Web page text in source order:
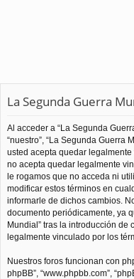
La Segunda Guerra
Al acceder a “La Segunda
“nuestro”, “La Segunda Guerra
usted acepta quedar
no acepta quedar legalmente
le rogamos que no acceda ni
modificar estos términos en
informarle de dichos cambios.
documento periódicamente, ya
Mundial” tras la introducción de
legalmente vinculado por los
Nuestros foros funcionan con
phpBB”, “www.phpbb.com”,